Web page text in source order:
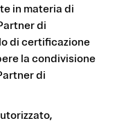
in materia di
di
di certificazione
la condivisione
di